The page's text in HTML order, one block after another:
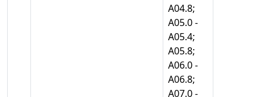
А04.8;
А05.0 -
А05.4;
А05.8;
А06.0 -
А06.8;
А07.0 -